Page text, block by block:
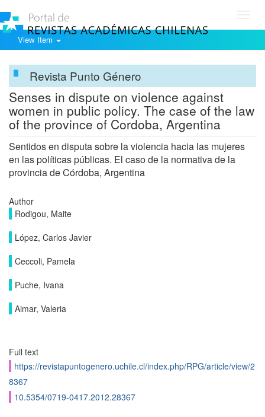
View Item
Revista Punto Género
Senses in dispute on violence against
women in public policy. The case of the law
of the province of Cordoba, Argentina
Sentidos en disputa sobre la violencia hacia las mujeres
en las políticas públicas. El caso de la normativa de la
provincia de Córdoba, Argentina
Author
Rodigou, Maite
López, Carlos Javier
Ceccoli, Pamela
Puche, Ivana
Aimar, Valeria
Full text
https://revistapuntogenero.uchile.cl/index.php/RPG/article/view/2
8367
10.5354/0719-0417.2012.28367